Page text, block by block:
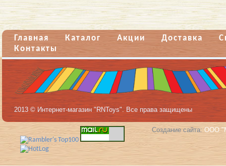
Главная Каталог Акции Доставка
Контакты
2013 © Интернет-магазин "RNToys". Все права защищены
Создание сайта: ООО